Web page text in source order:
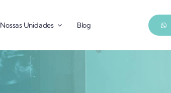
Nossas Unidades Blog